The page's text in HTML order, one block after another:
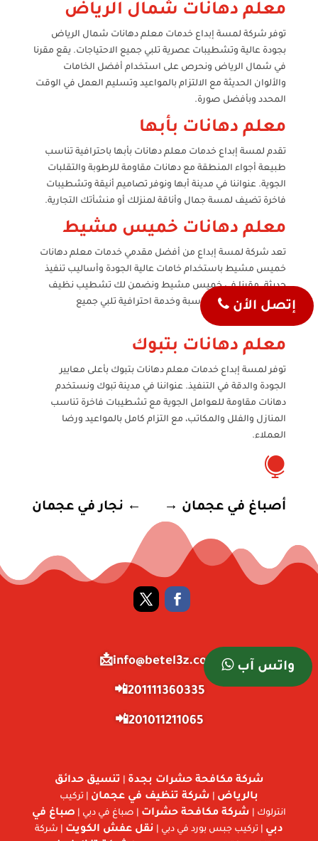
معلم دهانات شمال الرياض
توفر شركة لمسة إبداع خدمات معلم دهانات شمال الرياض
بجودة عالية وتشطيبات عصرية تلبي جميع الاحتياجات. يقع مقرنا
في شمال الرياض ونحرص على استخدام أفضل الخامات
والألوان الحديثة مع الالتزام بالمواعيد وتسليم العمل في الوقت
المحدد وبأفضل صورة.
معلم دهانات بأبها
تقدم لمسة إبداع خدمات معلم دهانات بأبها باحترافية تناسب
طبيعة أجواء المنطقة مع دهانات مقاومة للرطوبة والتقلبات
الجوية. عنواننا في مدينة أبها ونوفر تصاميم أنيقة وتشطيبات
فاخرة تضيف لمسة جمال وأناقة لمنزلك أو منشأتك التجارية.
معلم دهانات خميس مشيط
تعد شركة لمسة إبداع من أفضل مقدمي خدمات معلم دهانات
خميس مشيط باستخدام خامات عالية الجودة وأساليب تنفيذ
حديثة. مقرنا في خميس مشيط ونضمن لك تشطيب نظيف
وسريع مع أسعار مناسبة وخدمة احترافية تلبي جميع
معلم دهانات بتبوك
توفر لمسة إبداع خدمات معلم دهانات بتبوك بأعلى معايير
الجودة والدقة في التنفيذ. عنواننا في مدينة تبوك ونستخدم
دهانات مقاومة للعوامل الجوية مع تشطيبات فاخرة تناسب
المنازل والفلل والمكاتب، مع التزام كامل بالمواعيد ورضا
العملاء.

← نجار في عجمان أصباغ في عجمان →
info@betel3z.com📩
201111360335📲
201011211065📲
إتصل الأن
واتس آب
شركة مكافحة حشرات بجدة
تنسيق حدائق
بالرياض
شركة تنظيف في عجمان | تركيب
انترلوك |
شركة مكافحة حشرات | صباغ في دبي | صباغ في
دبي | تركيب جبس بورد في دبي | نقل عفش الكويت | شركة